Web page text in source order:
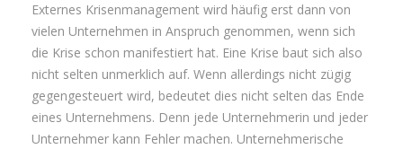
Externes Krisenmanagement wird häufig erst dann von
vielen Unternehmen in Anspruch genommen, wenn sich
die Krise schon manifestiert hat. Eine Krise baut sich also
nicht selten unmerklich auf. Wenn allerdings nicht zügig
gegengesteuert wird, bedeutet dies nicht selten das Ende
eines Unternehmens. Denn jede Unternehmerin und jeder
Unternehmer kann Fehler machen. Unternehmerische